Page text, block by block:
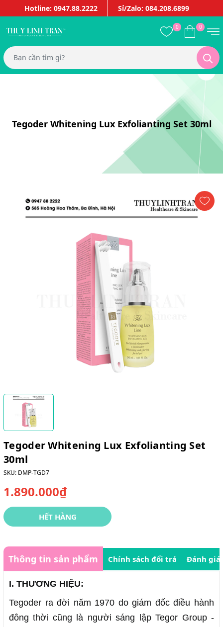
Hotline: 0947.88.2222 Sỉ/Zalo: 084.208.6899
0 0
Tegoder Whitening Lux Exfolianting Set 30ml
Tegoder Whitening Lux Exfolianting Set
30ml
SKU: DMP-TGD7
1.890.000₫
HẾT HÀNG
Thông tin sản phẩm Chính sách đổi trả Đánh giá
I. THƯƠNG HIỆU:
Tegoder ra đời năm 1970 do giám đốc điều hành
đông thời cũng là người sáng lập Tegor Group -